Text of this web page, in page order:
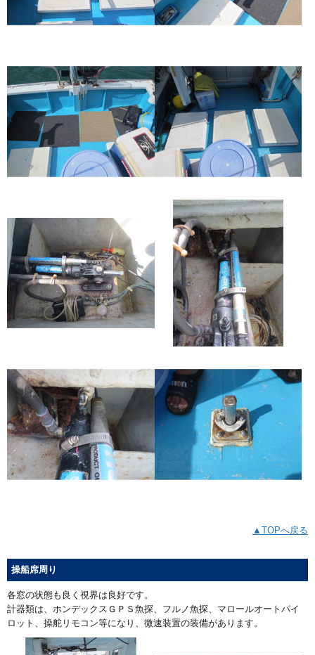
▲TOPへ戻る
操船席周り
各窓の状態も良く視界は良好です。
計器類は、ホンデックスＧＰＳ魚探、フルノ魚探、マロールオートパイ
ロット、操舵リモコン等になり、微速装置の装備があります。